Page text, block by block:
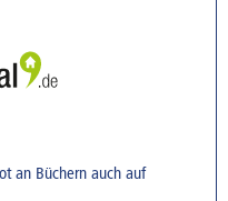
an Büchern auch auf